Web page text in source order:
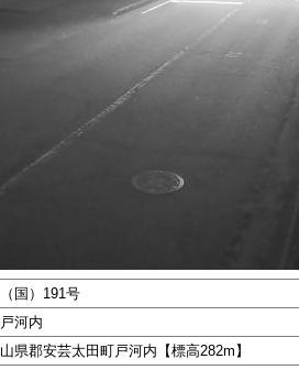
（国）191号
戸河内
山県郡安芸太田町戸河内【標高282m】